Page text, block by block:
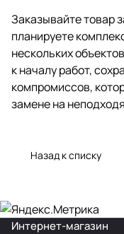
Заказывайте товар
планируете
нескольких
к началу работ,
компромиссов,
замене на
Назад к списку
Интернет-магазин